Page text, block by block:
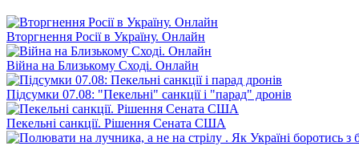
Вторгнення Росії в Україну. Онлайн
Війна на Близькому Сході. Онлайн
Підсумки 07.08: "Пекельні" санкції і "парад" дронів
Пекельні санкції. Рішення Сената США